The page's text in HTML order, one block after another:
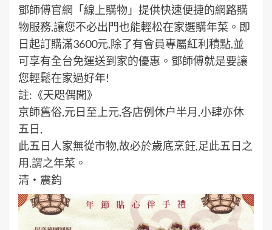
鄧師傅官網「線上購物」提供快速便捷的網路購
物服務,讓您不必出門也能輕松在家選購年菜。即
日起訂購滿3600元,除了有會員專屬紅利積點,並
可享有全台免運送到家的優惠。鄧師傅就是要讓
您輕鬆在家過好年!
註:《天咫偶聞》
京師舊俗,元日至上元,各店例休户半月,小肆亦休
五日,
此五日人家無從市物,故必於歲底烹飪,足此五日之
用,謂之年菜。
清・震鈞